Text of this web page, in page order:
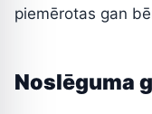
piemērotas gan
Noslēguma